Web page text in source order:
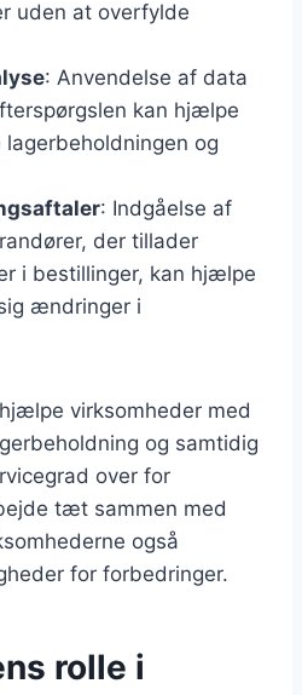
uden at overfylde
: Anvendelse af data
kan hjælpe
og
: Indgåelse af
der tillader
i bestillinger, kan hjælpe
ændringer i
virksomheder med
og samtidig
over for
tæt sammen med
også
for forbedringer.
rolle i